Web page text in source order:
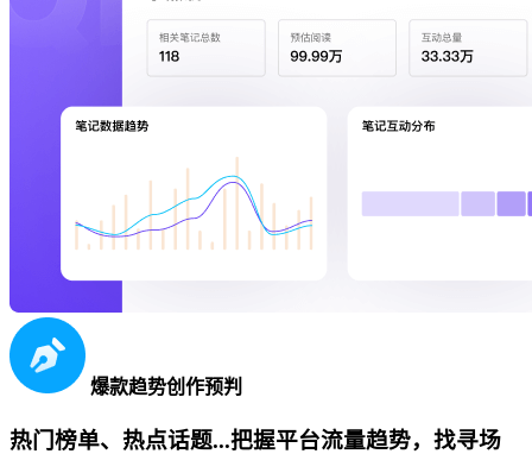
爆款趋势创作预判
热门榜单、热点话题...把握平台流量趋势，找寻场